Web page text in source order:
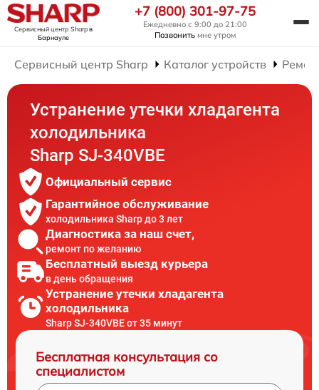
Сервисный центр Sharpв
Барнауле
+7 (800) 301-97-75
Ежедневно с 9:00 до 21:00
Позвонить мне утром
Сервисный центр Sharp Каталог устройств
Устранение утечки хладагента
холодильника
Sharp SJ-340VBE
Официальный сервис
Гарантийное обслуживание
холодильника Sharp до 3 лет
Диагностика за наш счет,
ремонт по желанию
Бесплатный выезд курьера
в день обращения
Устранение утечки хладагента
холодильника
Sharp SJ-340VBE от 35 минут
Бесплатная консультация со
специалистом